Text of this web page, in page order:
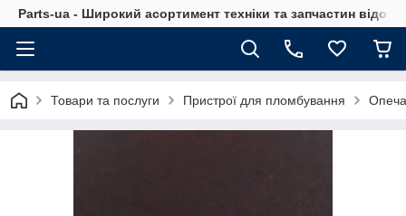
Parts-ua - Широкий асортимент техніки та запчастин
Товари та послуги Пристрої для пломбування